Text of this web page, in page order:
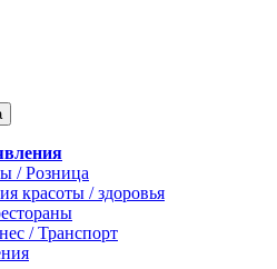
/ Розница
красоты / здоровья
/ Транспорт